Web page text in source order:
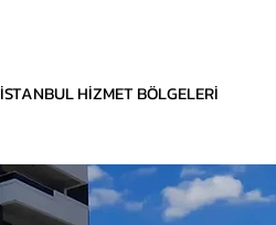
İSTANBUL HİZMET BÖLGELERİ